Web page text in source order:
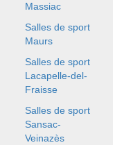
Massiac
Salles de sport
Maurs
Salles de sport
Lacapelle-del-
Fraisse
Salles de sport
Sansac-
Veinazès